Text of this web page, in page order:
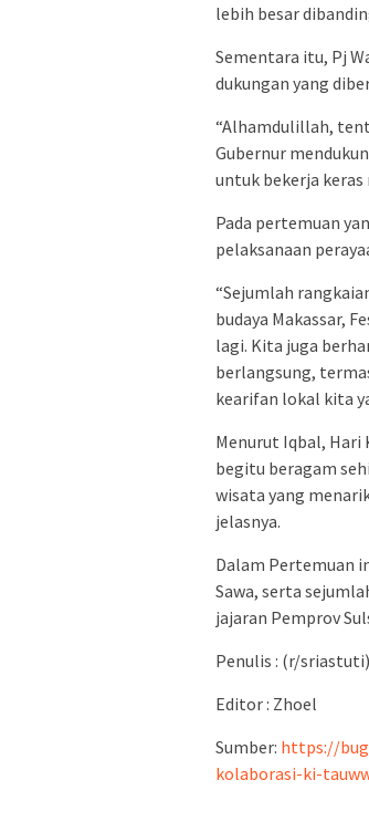
lebih besar
Sementara itu, Pj
dukungan yang
“Alhamdulillah,
Gubernur
untuk bekerja keras
Pada pertemuan
pelaksanaan
“Sejumlah
budaya Makassar,
lagi. Kita juga
berlangsung,
kearifan lokal kita
Menurut Iqbal, Hari
begitu beragam
wisata yang
jelasnya.
Dalam Pertemuan
Sawa, serta
jajaran Pemprov
Penulis : (r/sriastuti)
Editor : Zhoel
Sumber: https://
kolaborasi-ki-